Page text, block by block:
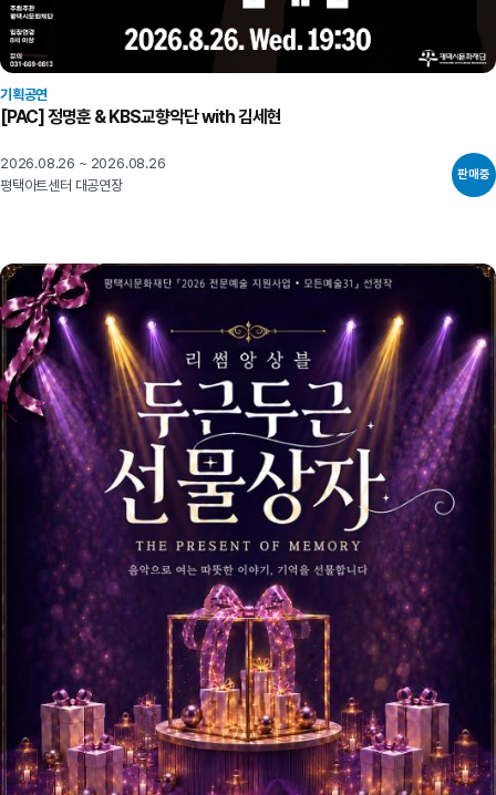
기획공연
[PAC] 정명훈 & KBS교향악단 with 김세현
2026.08.26 ~ 2026.08.26
평택아트센터 대공연장
판매중